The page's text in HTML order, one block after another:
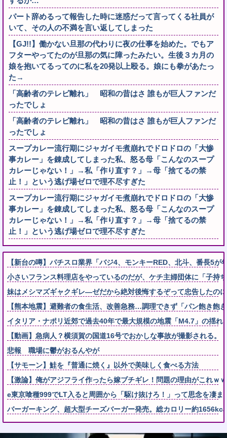
パート辞めるって報告した時に迷惑だって言ってくる社員が
いて、その人の不満を言い返してしまった
【GJ!!】働かない旦那の代わりに夜の仕事を始めた。でもア
フターやってたのが旦那の気に障ったみたい。生後３カ月の
娘を抱いてるってのに私を20発以上殴る。娘にも拳があたっ
た→
「高齢者のテレビ離れ」 昭和の昔はさ 誰もが巨人ファンだ
ったでしょ
「高齢者のテレビ離れ」 昭和の昔はさ 誰もが巨人ファンだ
ったでしょ
スープカレー流行期にジャガイモ煮崩れでドロドロの「大惨
事カレー」を錬成してしまった私、怒る母「こんなのスープ
カレーじゃない！」→私「作り直す？」→母「捨てるの禁
止！」という逃げ場ゼロで理不尽すぎた
スープカレー流行期にジャガイモ煮崩れでドロドロの「大惨
事カレー」を錬成してしまった私、怒る母「こんなのスープ
カレーじゃない！」→私「作り直す？」→母「捨てるの禁
止！」という逃げ場ゼロで理不尽すぎた
【新台の噂】パチスロ業界「バジ4、モンキーRED、北斗、番長5
小さいフランス料理店をやっているのだが、ケチ主婦団体に「子持
妹はメシマズギャクギレ―ゼだから絶対後悔するぞって忠告したの
【熊本地震】避難者の食生活、改善急務…調理できず「パン飽き飽
イタリア・ナポリ近郊で過去40年で最大規模の地震「M4.7」の揺れ
【動画】急病人？横須賀の国道16号でおかしな事故が撮影される。
悲報 職場に鬱がおるんやが
【サモーン】鮭を『普通に焼く』以外で美味しく食べる方法
【激論】俺がアジフライ作ったら嫁ブチギレ！問題の理由がこれｗ
e東京喰種999でLT入ると周囲から「駆け抜けろ！」って思念を凄
バーガーキング、超大型チーズバーガー発売。総カロリー約